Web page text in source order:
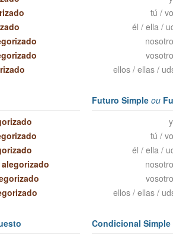
tú /
él / ella /
ellos / ellas /
Futuro Simpleou
tú /
él / ella /
ellos / ellas /
Condicional Simple